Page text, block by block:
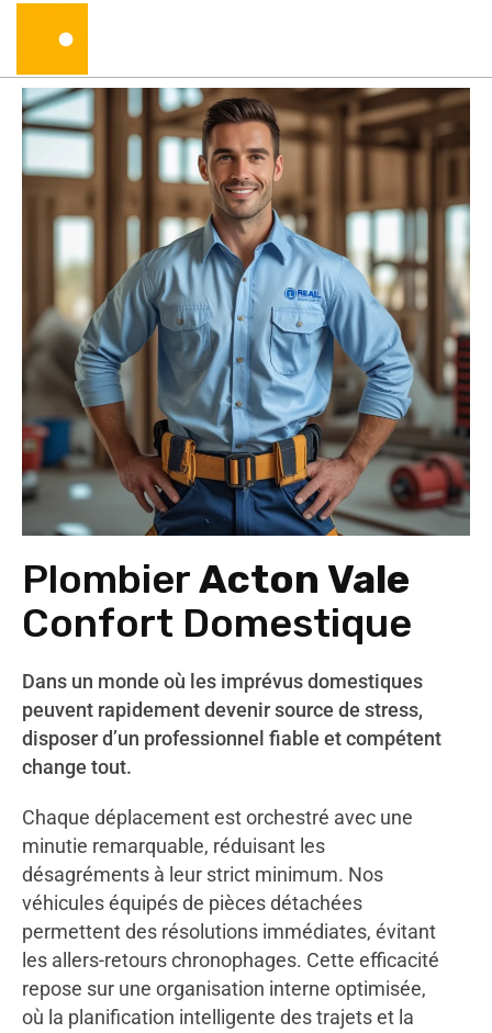
PlombierActon Vale
Confort Domestique
Dans un monde où les imprévus domestiques
peuvent rapidement devenir source de stress,
disposer d’un professionnel fiable et compétent
change tout.
Chaque déplacement est orchestré avec une
minutie remarquable, réduisant les
désagréments à leur strict minimum. Nos
véhicules équipés de pièces détachées
permettent des résolutions immédiates, évitant
les allers-retours chronophages. Cette efficacité
repose sur une organisation interne optimisée,
où la planification intelligente des trajets et la